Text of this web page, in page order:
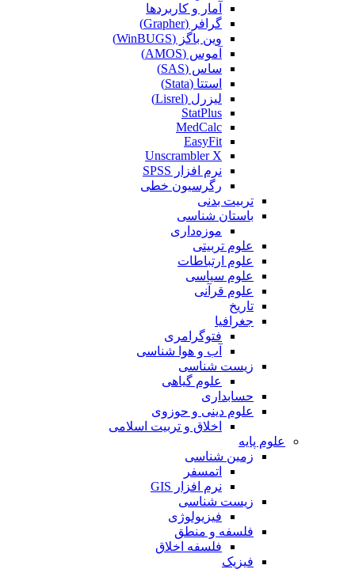
آمار و کاربردها
گرافر (Grapher)
وین باگز (WinBUGS)
آموس (AMOS)
ساس (SAS)
استتا (Stata)
لیزرل (Lisrel)
StatPlus
MedCalc
EasyFit
Unscrambler X
نرم افزار SPSS
رگرسیون خطی
تربیت بدنی
باستان شناسی
موزه‌داری
علوم تربیتی
علوم ارتباطات
علوم سیاسی
علوم قرآنی
تاریخ
جغرافیا
فتوگرامری
آب و هوا شناسی
زیست شناسی
علوم گیاهی
حسابداری
علوم دینی و حوزوی
اخلاق و تربیت اسلامی
علوم پایه
زمین شناسی
اتمسفر
نرم افزار GIS
زیست شناسی
فیزیولوژی
فلسفه و منطق
فلسفه اخلاق
فیزیک